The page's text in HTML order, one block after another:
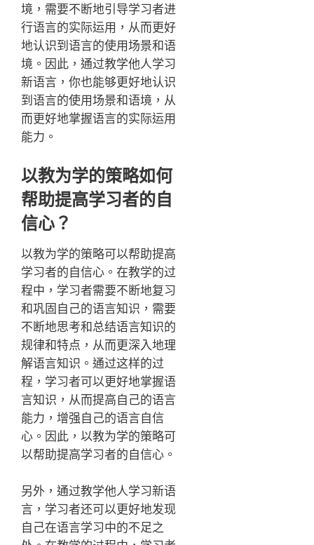
境，需要不断地引导学习者进
行语言的实际运用，从而更好
地认识到语言的使用场景和语
境。因此，通过教学他人学习
新语言，你也能够更好地认识
到语言的使用场景和语境，从
而更好地掌握语言的实际运用
能力。
以教为学的策略如何
帮助提高学习者的自
信心？
以教为学的策略可以帮助提高
学习者的自信心。在教学的过
程中，学习者需要不断地复习
和巩固自己的语言知识，需要
不断地思考和总结语言知识的
规律和特点，从而更深入地理
解语言知识。通过这样的过
程，学习者可以更好地掌握语
言知识，从而提高自己的语言
能力，增强自己的语言自信
心。因此，以教为学的策略可
以帮助提高学习者的自信心。
另外，通过教学他人学习新语
言，学习者还可以更好地发现
自己在语言学习中的不足之